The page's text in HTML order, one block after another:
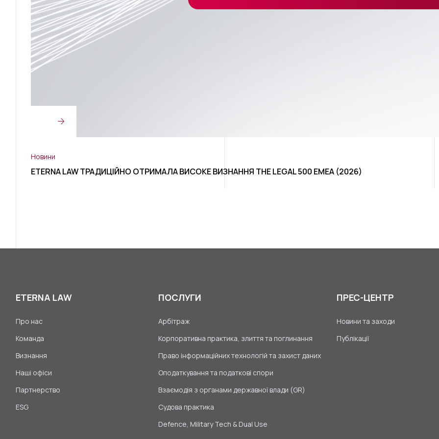
Новини
ETERNA LAW ТРАДИЦІЙНО ОТРИМАЛА ВИСОКЕ ВИЗНАННЯ THE LEGAL 500 EMEA (2026)
ETERNA LAW
Про нас
Команда
Визнання
Наші офіси
Партнерство
ESG
ПОСЛУГИ
Арбітраж
Корпоративна практика, злиття та поглинання
Право інформаційних технологій та захист даних
Оподаткування та податкові спори
Взаємодія з органами державної влади (GR)
Судова практика
Defence, Military Tech & Dual Use
ПРЕС-ЦЕНТР
Новини та заходи
Публікації